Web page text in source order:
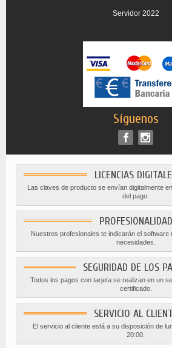
Servidor 2022
Síguenos
LICENCIAS
Las claves de producto se envían digitalmente
del pago.
PROFESIONALIDAD
Nuestros profesionales te indicarán el software
necesidades.
SEGURIDAD DE LOS
Todos los pagos con tarjeta se realizan en un
certificado.
SERVICIO AL
El servicio al cliente está a su disposición de
20:00.